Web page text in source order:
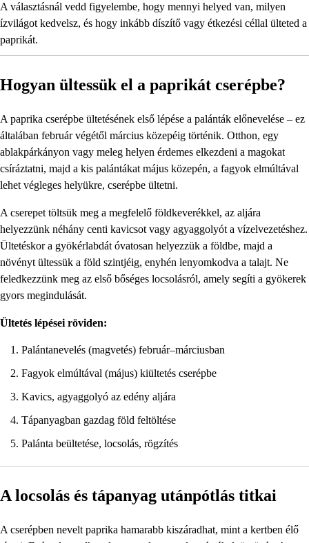
A választásnál vedd figyelembe, hogy mennyi helyed van, milyen
ízvilágot kedvelsz, és hogy inkább díszítő vagy étkezési céllal ülteted a
paprikát.
Hogyan ültessük el a paprikát cserépbe?
A paprika cserépbe ültetésének első lépése a palánták előnevelése – ez
általában február végétől március közepéig történik. Otthon, egy
ablakpárkányon vagy meleg helyen érdemes elkezdeni a magokat
csíráztatni, majd a kis palántákat május közepén, a fagyok elmúltával
lehet végleges helyükre, cserépbe ültetni.
A cserepet töltsük meg a megfelelő földkeverékkel, az aljára
helyezzünk néhány centi kavicsot vagy agyaggolyót a vízelvezetéshez.
Ültetéskor a gyökérlabdát óvatosan helyezzük a földbe, majd a
növényt ültessük a föld szintjéig, enyhén lenyomkodva a talajt. Ne
feledkezzünk meg az első bőséges locsolásról, amely segíti a gyökerek
gyors megindulását.
Ültetés lépései röviden:
Palántanevelés (magvetés) február–márciusban
Fagyok elmúltával (május) kiültetés cserépbe
Kavics, agyaggolyó az edény aljára
Tápanyagban gazdag föld feltöltése
Palánta beültetése, locsolás, rögzítés
A locsolás és tápanyag utánpótlás titkai
A cserépben nevelt paprika hamarabb kiszáradhat, mint a kertben élő